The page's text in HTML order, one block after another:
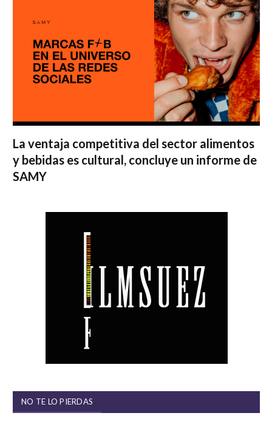
La ventaja competitiva del sector alimentos
y bebidas es cultural, concluye un informe de
SAMY
NO TE LO PIERDAS